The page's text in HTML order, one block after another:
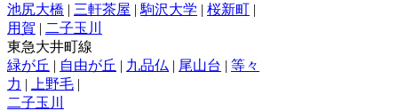
池尻大橋 | 三軒茶屋 | 駒沢大学 | 桜新町 |
用賀 | 二子玉川
東急大井町線
緑が丘 | 自由が丘 | 九品仏 | 尾山台 | 等々
力 | 上野毛 |
二子玉川